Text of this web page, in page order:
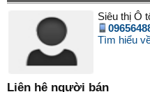
Siêu thị Ô
Tìm hiểu
Liên hệ người bán